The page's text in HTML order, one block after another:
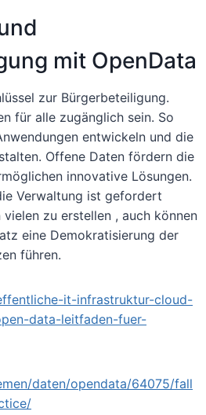
mit OpenData
zur Bürgerbeteiligung.
für alle zugänglich sein. So
entwickeln und die
Offene Daten fördern die
innovative Lösungen.
Verwaltung ist gefordert
zu erstellen , auch können
eine Demokratisierung der
führen.
it-infrastruktur-cloud-
data-leitfaden-fuer-
daten/opendata/64075/fall